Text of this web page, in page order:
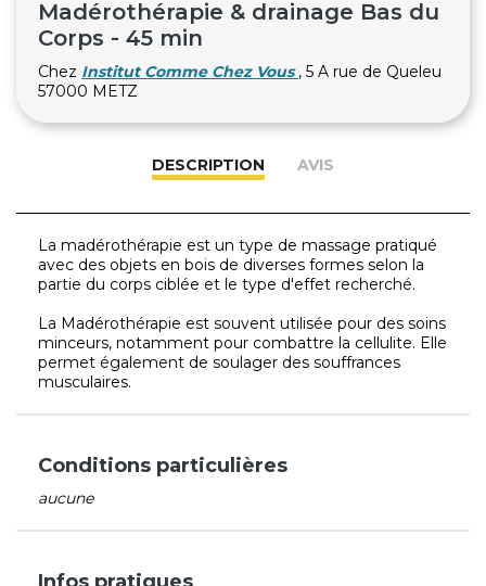
Madérothérapie & drainage Bas du
Corps - 45 min
Chez Institut Comme Chez Vous , 5 A rue de Queleu
57000 METZ
DESCRIPTION AVIS
La madérothérapie est un type de massage pratiqué
avec des objets en bois de diverses formes selon la
partie du corps ciblée et le type d'effet recherché.
La Madérothérapie est souvent utilisée pour des soins
minceurs, notamment pour combattre la cellulite. Elle
permet également de soulager des souffrances
musculaires.
Conditions particulières
aucune